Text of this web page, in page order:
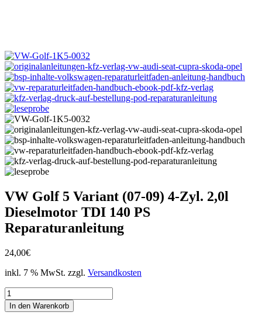
VW Golf 5 Variant (07-09) 4-Zyl. 2,0l
Dieselmotor TDI 140 PS
Reparaturanleitung
24,00€
inkl. 7 % MwSt. zzgl. Versandkosten
VW
Golf
5
In den Warenkorb